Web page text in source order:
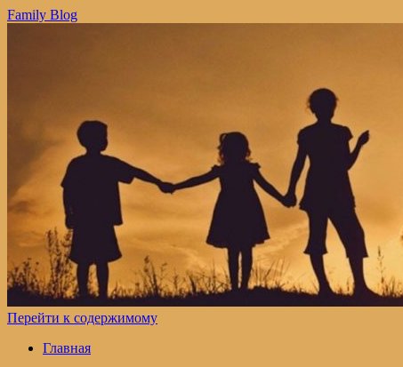
Family Blog
Перейти к содержимому
Главная